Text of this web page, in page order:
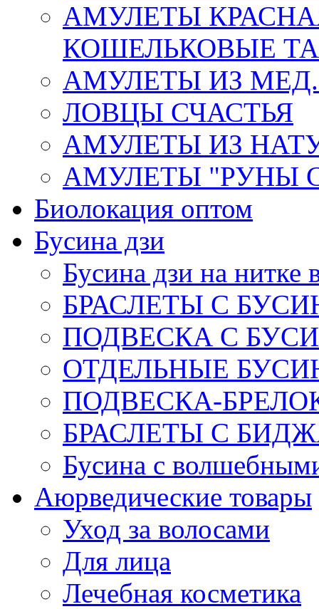
АМУЛЕТЫ
КОШЕЛЬКОВЫЕ
АМУЛЕТЫ ИЗ
ЛОВЦЫ СЧАСТЬЯ
АМУЛЕТЫ ИЗ
АМУЛЕТЫ "РУНЫ
Биолокация оптом
Бусина дзи
Бусина дзи на нитке
БРАСЛЕТЫ С
ПОДВЕСКА С
ОТДЕЛЬНЫЕ
ПОДВЕСКА-
БРАСЛЕТЫ С
Бусина с
Аюрведические товары
Уход за волосами
Для лица
Лечебная косметика